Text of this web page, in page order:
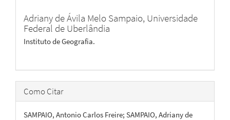
Adriany de Ávila Melo Sampaio, Universidade
Federal de Uberlândia
Instituto de Geografia.
Como Citar
SAMPAIO, Antonio Carlos Freire; SAMPAIO, Adriany de